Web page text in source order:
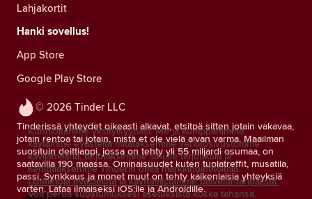
© 2026 Tinder LLC
Tinderissä yhteydet oikeasti alkavat, etsitpä sitten jotain vakavaa,
jotain rentoa tai jotain, mistä et ole vielä aivan varma. Maailman
suosituin deittiappi, jossa on tehty yli 55 miljardi osumaa, on
saatavilla 190 maassa. Ominaisuudet kuten tuplatreffit, musatila,
passi, Synkkaus ja monet muut on tehty kaikenlaisia yhteyksiä
varten. Lataa ilmaiseksi iOS:lle ja Androidille.
Lahjakortit
Hanki sovellus!
App Store
Google Play Store
Kunnioitamme yksityisyyttäsi. Me ja kumppanimme
käytämme evästeitä mitataksemme verkkosivustomme
kävijämääriä, tarjotaksemme sinulle tarjouksia ja
kehittääksemme Tinderin omia markkinointitoimia.
Lisätietoja evästeistä ja käyttämistämme palveluntarjoajista.
Voit perua suostumuksesi asetuksista koska tahansa.